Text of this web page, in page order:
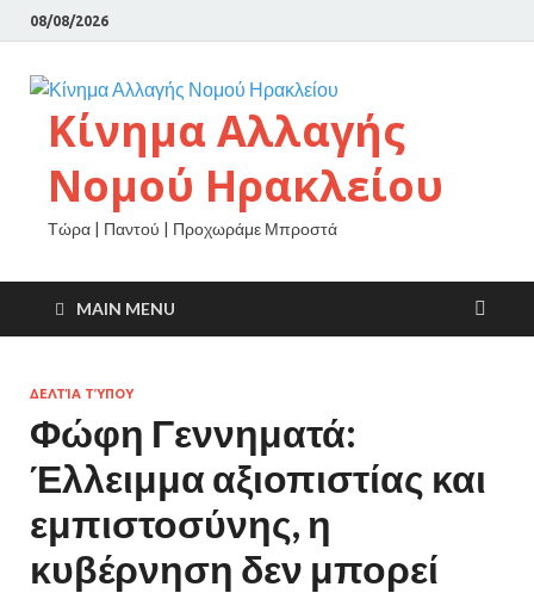
08/08/2026
Κίνημα Αλλαγής
Νομού Ηρακλείου
Τώρα | Παντού | Προχωράμε Μπροστά
MAIN MENU
ΔΕΛΤΊΑ ΤΎΠΟΥ
Φώφη Γεννηματά:
Έλλειμμα αξιοπιστίας και
εμπιστοσύνης, η
κυβέρνηση δεν μπορεί